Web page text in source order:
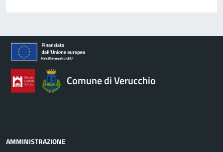
Comune di Verucchio
AMMINISTRAZIONE